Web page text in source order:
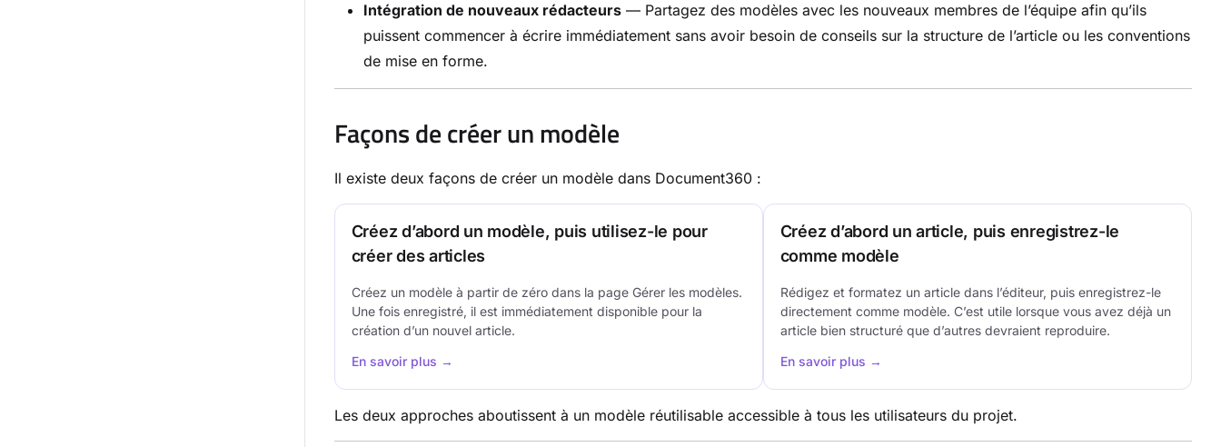
Intégration de nouveaux rédacteurs — Partagez des modèles avec les nouveaux membres de l’équipe afin qu’ils
puissent commencer à écrire immédiatement sans avoir besoin de conseils sur la structure de l’article ou les conventions
de mise en forme.
Façons de créer un modèle
Il existe deux façons de créer un modèle dans Document360 :
Créez d’abord un modèle, puis utilisez-le pour
créer des articles
Créez un modèle à partir de zéro dans la page Gérer les modèles.
Une fois enregistré, il est immédiatement disponible pour la
création d’un nouvel article.
En savoir plus →
Créez d’abord un article, puis enregistrez-le
comme modèle
Rédigez et formatez un article dans l’éditeur, puis enregistrez-le
directement comme modèle. C’est utile lorsque vous avez déjà un
article bien structuré que d’autres devraient reproduire.
En savoir plus →
Les deux approches aboutissent à un modèle réutilisable accessible à tous les utilisateurs du projet.